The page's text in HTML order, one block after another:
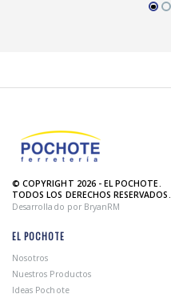
© COPYRIGHT 2026 - EL POCHOTE.
TODOS LOS DERECHOS RESERVADOS.
Desarrollado por BryanRM
EL POCHOTE
Nosotros
Nuestros Productos
Ideas Pochote